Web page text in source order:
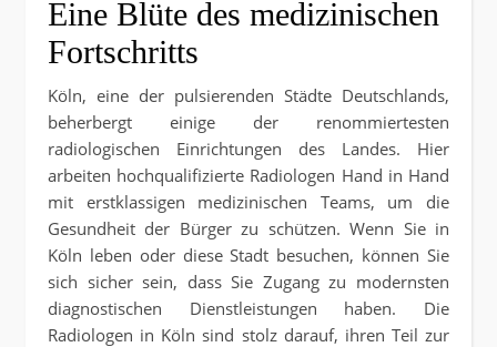
Eine Blüte des medizinischen
Fortschritts
Köln, eine der pulsierenden Städte Deutschlands,
beherbergt einige der renommiertesten
radiologischen Einrichtungen des Landes. Hier
arbeiten hochqualifizierte Radiologen Hand in Hand
mit erstklassigen medizinischen Teams, um die
Gesundheit der Bürger zu schützen. Wenn Sie in
Köln leben oder diese Stadt besuchen, können Sie
sich sicher sein, dass Sie Zugang zu modernsten
diagnostischen Dienstleistungen haben. Die
Radiologen in Köln sind stolz darauf, ihren Teil zur